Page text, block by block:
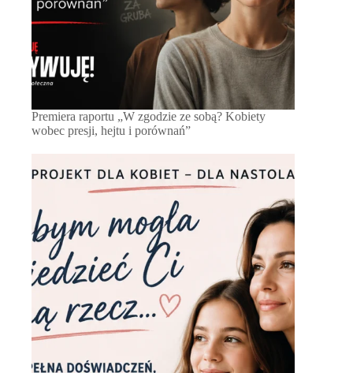
Premiera raportu „W zgodzie ze sobą? Kobiety
wobec presji, hejtu i porównań”